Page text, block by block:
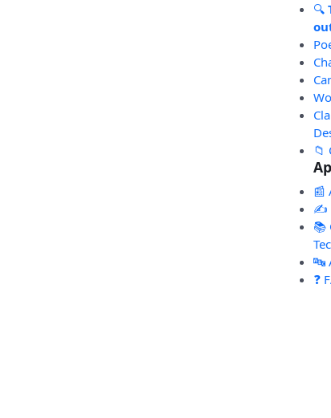
🔍
📁
📰
✍️
📚
🔤
❓